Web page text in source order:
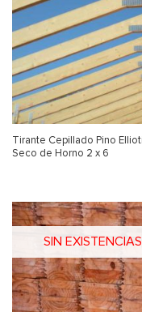
Tirante Cepillado Pino Elliotis
Seco de Horno 2 x 6
SIN EXISTENCIAS